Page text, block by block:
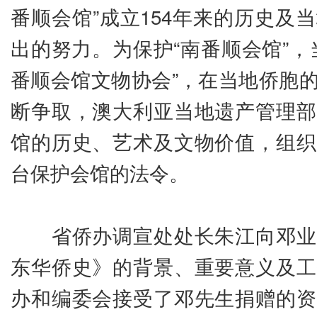
番顺会馆”成立154年来的历史及
出的努力。为保护“南番顺会馆”
番顺会馆文物协会”，在当地侨胞
断争取，澳大利亚当地遗产管理
馆的历史、艺术及文物价值，组
台保护会馆的法令。
省侨办调宣处处长朱江向邓业
东华侨史》的背景、重要意义及
办和编委会接受了邓先生捐赠的